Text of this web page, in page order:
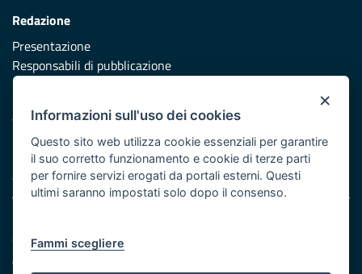
Redazione
Presentazione
Responsabili di pubblicazione
Vai al sito di Protezione Civile Puglia
Iniziativa finanziata con risorse del POR Puglia 2014/2020 -
Asse XI
Cookie e privacy
Atti di notifica
×
Informazioni sull'uso dei cookies
Questo sito web utilizza cookie essenziali per garantire
il suo corretto funzionamento e cookie di terze parti
per fornire servizi erogati da portali esterni. Questi
ultimi saranno impostati solo dopo il consenso.
Fammi scegliere